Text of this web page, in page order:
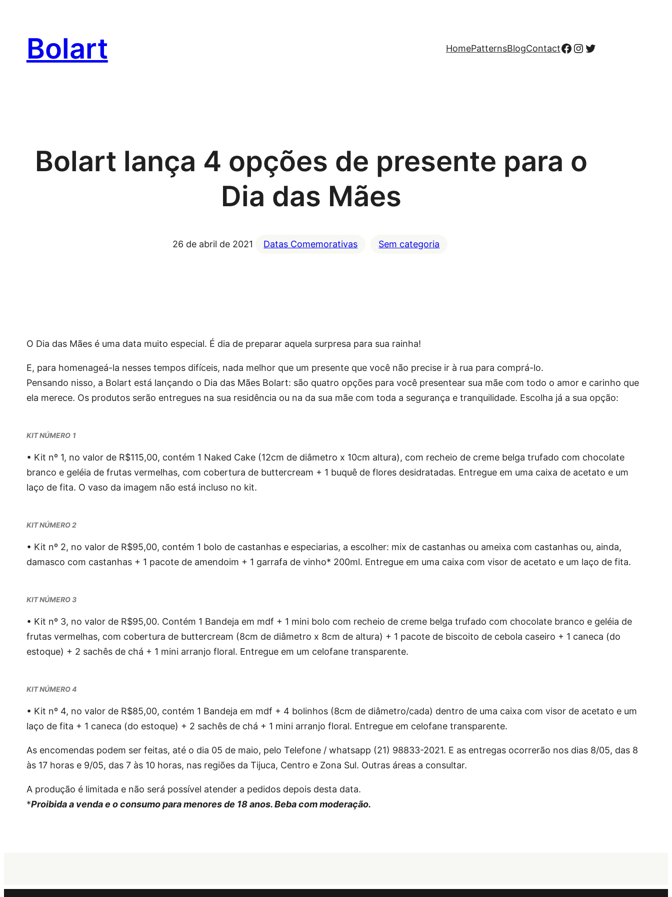
Bolart HomePatternsBlogContact
Bolart lança 4 opções de presente para o
Dia das Mães
26 de abril de 2021 Datas Comemorativas Sem categoria
O Dia das Mães é uma data muito especial. É dia de preparar aquela surpresa para sua rainha!
E, para homenageá-la nesses tempos difíceis, nada melhor que um presente que você não precise ir à rua para comprá-lo.
Pensando nisso, a Bolart está lançando o Dia das Mães Bolart: são quatro opções para você presentear sua mãe com todo o amor e carinho que
ela merece. Os produtos serão entregues na sua residência ou na da sua mãe com toda a segurança e tranquilidade. Escolha já a sua opção:
KIT NÚMERO 1
• Kit nº 1, no valor de R$115,00, contém 1 Naked Cake (12cm de diâmetro x 10cm altura), com recheio de creme belga trufado com chocolate
branco e geléia de frutas vermelhas, com cobertura de buttercream + 1 buquê de flores desidratadas. Entregue em uma caixa de acetato e um
laço de fita. O vaso da imagem não está incluso no kit.
KIT NÚMERO 2
• Kit nº 2, no valor de R$95,00, contém 1 bolo de castanhas e especiarias, a escolher: mix de castanhas ou ameixa com castanhas ou, ainda,
damasco com castanhas + 1 pacote de amendoim + 1 garrafa de vinho* 200ml. Entregue em uma caixa com visor de acetato e um laço de fita.
KIT NÚMERO 3
• Kit nº 3, no valor de R$95,00. Contém 1 Bandeja em mdf + 1 mini bolo com recheio de creme belga trufado com chocolate branco e geléia de
frutas vermelhas, com cobertura de buttercream (8cm de diâmetro x 8cm de altura) + 1 pacote de biscoito de cebola caseiro + 1 caneca (do
estoque) + 2 sachês de chá + 1 mini arranjo floral. Entregue em um celofane transparente.
KIT NÚMERO 4
• Kit nº 4, no valor de R$85,00, contém 1 Bandeja em mdf + 4 bolinhos (8cm de diâmetro/cada) dentro de uma caixa com visor de acetato e um
laço de fita + 1 caneca (do estoque) + 2 sachês de chá + 1 mini arranjo floral. Entregue em celofane transparente.
As encomendas podem ser feitas, até o dia 05 de maio, pelo Telefone / whatsapp (21) 98833-2021. E as entregas ocorrerão nos dias 8/05, das 8
às 17 horas e 9/05, das 7 às 10 horas, nas regiões da Tijuca, Centro e Zona Sul. Outras áreas a consultar.
A produção é limitada e não será possível atender a pedidos depois desta data.
*Proibida a venda e o consumo para menores de 18 anos. Beba com moderação.